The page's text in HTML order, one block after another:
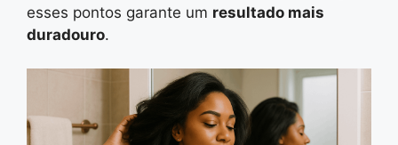
esses pontos garante um resultado mais
duradouro.